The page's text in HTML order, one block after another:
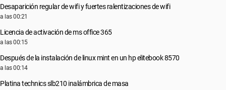
Desaparición regular de wifi y fuertes ralentizaciones de wifi
a las 00:21
Licencia de activación de ms office 365
a las 00:15
Después de la instalación de linux mint en un hp elitebook 8570
a las 00:14
Platina technics slb210 inalámbrica de masa